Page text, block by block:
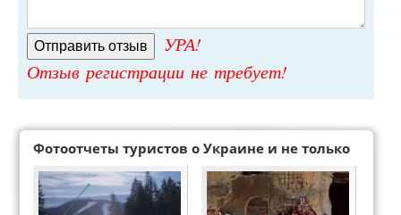
УРА!
Отзыв регистрации не требует!
Фотоотчеты туристов о Украине и не только